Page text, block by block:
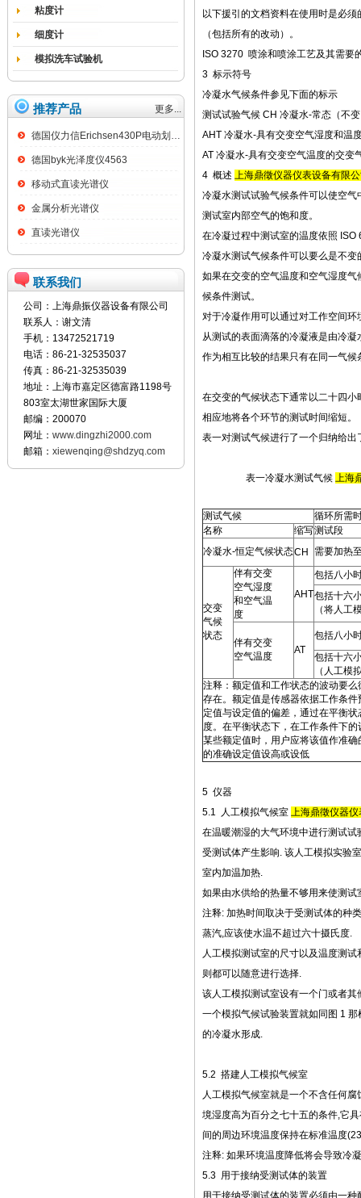
粘度计
细度计
模拟洗车试验机
推荐产品 更多...
德国仪力信Erichsen430P电动划格试验仪
德国byk光泽度仪4563
移动式直读光谱仪
金属分析光谱仪
直读光谱仪
联系我们
公司：上海鼎振仪器设备有限公司
联系人：谢文清
手机：13472521719
电话：86-21-32535037
传真：86-21-32535039
地址：上海市嘉定区德富路1198号
803室太湖世家国际大厦
邮编：200070
网址： www.dingzhi2000.com
邮箱： xiewenqing@shdzyq.com
以下援引的文档资料在使用时是必
（包括所有的改动）。
ISO 3270 喷涂和喷涂工艺及其需要
3 标示符号
冷凝水气候条件参见下面的标示
测试试验气候 CH 冷凝水-常态（不
AHT 冷凝水-具有交变空气湿度和温
AT 冷凝水-具有交变空气温度的交变
4 概述 上海鼎徵仪器仪表设备有限
冷凝水测试试验气候条件可以使空
测试室内部空气的饱和度。
在冷凝过程中测试室的温度依照
冷凝水测试气候条件可以要么是不
如果在交变的空气温度和空气湿度
候条件测试。
对于冷凝作用可以通过对工作空间
从测试的表面滴落的冷凝液是由冷
作为相互比较的结果只有在同一气
在交变的气候状态下通常以二十四
相应地将各个环节的测试时间缩短。
表一对测试气候进行了一个归纳给
表一冷凝水测试气候 上海
测试气候
循环所需
名称
缩写测试段
冷凝水-恒定气候状态CH 需要加热
交变
气候
状态
伴有交变
空气湿度
和空气温
度
AHT
包括八小
包括十六
（将人工
伴有交变
空气温度
AT
包括八小
包括十六
（人工模
注释：额定值和工作状态的波动要
存在。额定值是传感器依据工作条
定值与设定值的偏差，通过在平衡
度。在平衡状态下，在工作条件下
某些额定值时，用户应将该值作准
的准确设定值设高或设低
5 仪器
5.1 人工模拟气候室 上海鼎徵仪器
在温暖潮湿的大气环境中进行测试
受测试体产生影响. 该人工模拟实验
室内加温加热.
如果由水供给的热量不够用来使测
注释: 加热时间取决于受测试体的种
蒸汽,应该使水温不超过六十摄氏度.
人工模拟测试室的尺寸以及温度测
则都可以随意进行选择.
该人工模拟测试室设有一个门或者
一个模拟气候试验装置就如同图 1
的冷凝水形成.
5.2 搭建人工模拟气候室
人工模拟气候室就是一个不含任何
境湿度高为百分之七十五的条件,它
间的周边环境温度保持在标准温度
注释: 如果环境温度降低将会导致冷
5.3 用于接纳受测试体的装置
用于接纳受测试体的装置必须由一